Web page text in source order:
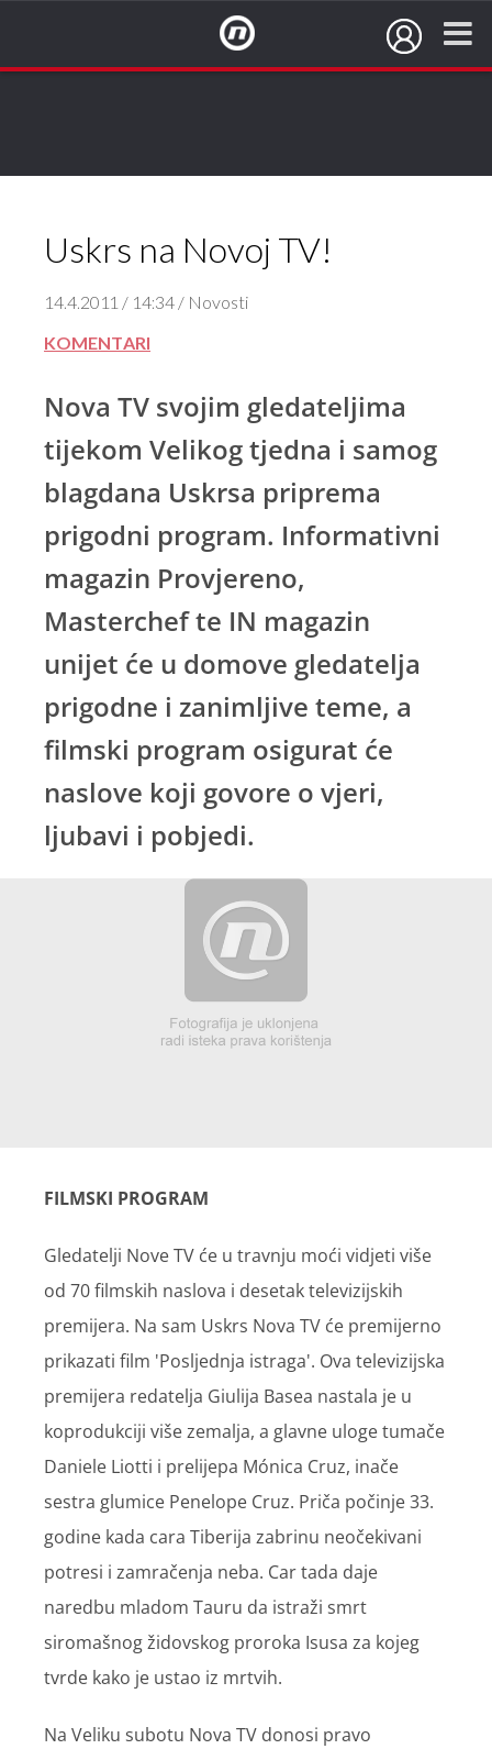
Uskrs na Novoj TV!
14.4.2011 / 14:34 / Novosti
KOMENTARI
Nova TV svojim gledateljima
tijekom Velikog tjedna i samog
blagdana Uskrsa priprema
prigodni program. Informativni
magazin Provjereno,
Masterchef te IN magazin
unijet će u domove gledatelja
prigodne i zanimljive teme, a
filmski program osigurat će
naslove koji govore o vjeri,
ljubavi i pobjedi.
FILMSKI PROGRAM
Gledatelji Nove TV će u travnju moći vidjeti više
od 70 filmskih naslova i desetak televizijskih
premijera. Na sam Uskrs Nova TV će premijerno
prikazati film 'Posljednja istraga'. Ova televizijska
premijera redatelja Giulija Basea nastala je u
koprodukciji više zemalja, a glavne uloge tumače
Daniele Liotti i prelijepa Mónica Cruz, inače
sestra glumice Penelope Cruz. Priča počinje 33.
godine kada cara Tiberija zabrinu neočekivani
potresi i zamračenja neba. Car tada daje
naredbu mladom Tauru da istraži smrt
siromašnog židovskog proroka Isusa za kojeg
tvrde kako je ustao iz mrtvih.
Na Veliku subotu Nova TV donosi pravo